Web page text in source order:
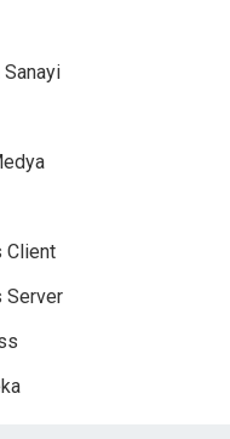
Sanayi
Client
Server